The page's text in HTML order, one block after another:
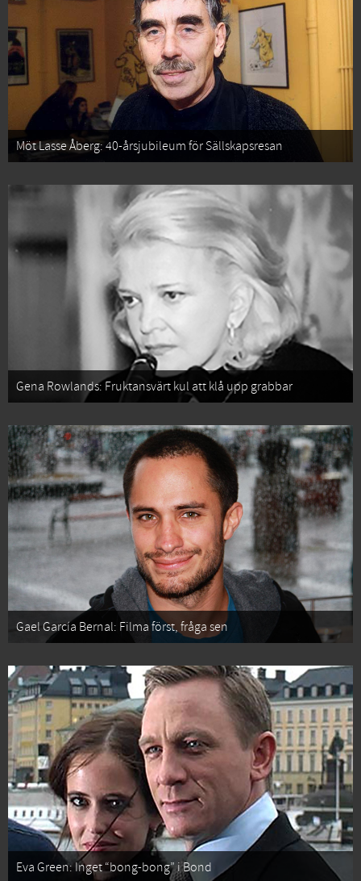
Möt Lasse Åberg: 40-årsjubileum för Sällskapsresan
Gena Rowlands: Fruktansvärt kul att klå upp grabbar
Gael García Bernal: Filma först, fråga sen
Eva Green: Inget “bong-bong” i Bond